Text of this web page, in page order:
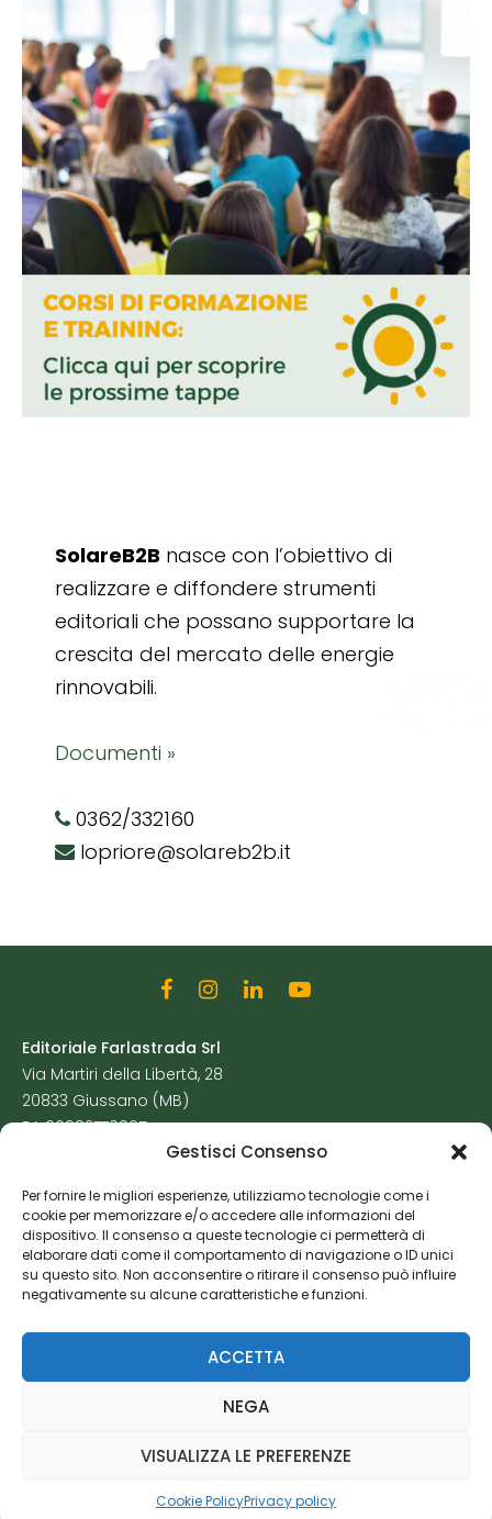
Gestisci Consenso
Per fornire le migliori esperienze, utilizziamo tecnologie come i
cookie per memorizzare e/o accedere alle informazioni del
dispositivo. Il consenso a queste tecnologie ci permetterà di
elaborare dati come il comportamento di navigazione o ID unici
su questo sito. Non acconsentire o ritirare il consenso può influire
negativamente su alcune caratteristiche e funzioni.
ACCETTA
NEGA
VISUALIZZA LE PREFERENZE
Cookie PolicyPrivacy policy
SolareB2B nasce con l’obiettivo di
realizzare e diffondere strumenti
editoriali che possano supportare la
crescita del mercato delle energie
rinnovabili.
Documenti »
0362/332160
lopriore@solareb2b.it
Editoriale Farlastrada Srl
Via Martiri della Libertà, 28
20833 Giussano (MB)
P.I. 06982770965
Cookie Policy
Risorse Aggiuntive